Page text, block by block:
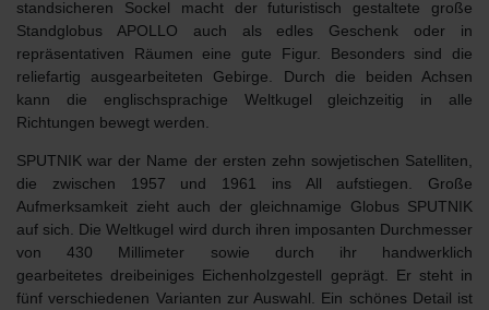
standsicheren Sockel macht der futuristisch gestaltete große
Standglobus APOLLO auch als edles Geschenk oder in
repräsentativen Räumen eine gute Figur. Besonders sind die
reliefartig ausgearbeiteten Gebirge . Durch die beiden Achsen
kann die englischsprachige Weltkugel gleichzeitig in alle
Richtungen bewegt werden.
SPUTNIK war der Name der ersten zehn sowjetischen Satelliten,
die zwischen 1957 und 1961 ins All aufstiegen. Große
Aufmerksamkeit zieht auch der gleichnamige Globus SPUTNIK
auf sich . Die Weltkugel wird durch ihren imposanten Durchmesser
von 430 Millimeter sowie durch ihr handwerklich
gearbeitetes dreibeiniges Eichenholzgestell geprägt. Er steht in
fünf verschiedenen Varianten zur Auswahl. Ein schönes Detail ist